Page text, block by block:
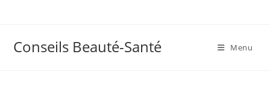
Conseils Beauté-Santé Menu